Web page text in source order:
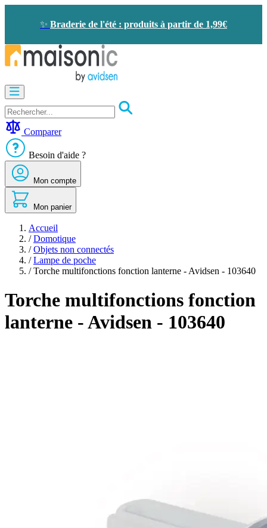
✨ Braderie de l'été : produits à partir de 1,99€
Visiophone
-
Sonnette
-
économie
d'énergie
Sécurité
Confort
de
maison
Seconde
vie
Bons
plans
Comparer
Besoin d'aide ?
Mon compte
Mon panier
Accueil
/ Domotique
/ Objets non connectés
/ Lampe de poche
/ Torche multifonctions fonction lanterne - Avidsen - 103640
Torche multifonctions fonction
lanterne - Avidsen - 103640